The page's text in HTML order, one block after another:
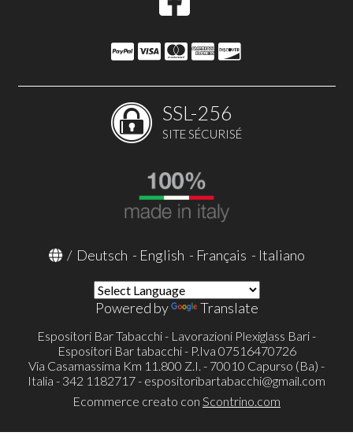
SSL-256
SITE SÉCURISÉ
/ Deutsch - English - Français - Italiano
Powered by Translate
Espositori Bar Tabacchi - Lavorazioni Plexiglass Bari -
Espositori Bar tabacchi - P.Iva 07516470726
Via Casamassima Km 11.800 Z.I. - 70010 Capurso (Ba) -
Italia - 342 1182717 - espositoribartabacchi@gmail.com
Ecommerce creato con Scontrino.com